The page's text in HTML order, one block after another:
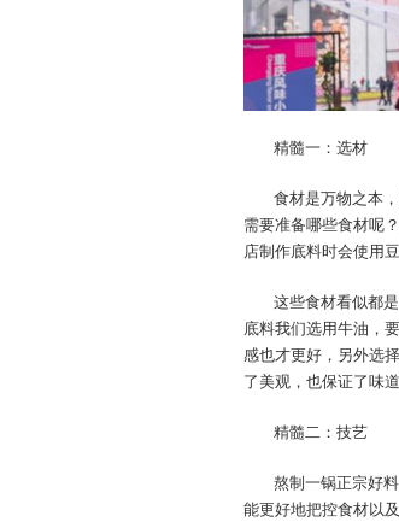
精髓一：选材
食材是万物之本
需要准备哪些食材呢
店制作底料时会使用豆
这些食材看似都
底料我们选用牛油，
感也才更好，另外选
了美观，也保证了味
精髓二：技艺
熬制一锅正宗好
能更好地把控食材以